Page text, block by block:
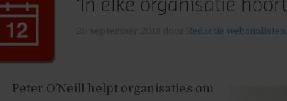
‘In elke organisatie
Redactie
Peter O’Neill helpt organisaties om